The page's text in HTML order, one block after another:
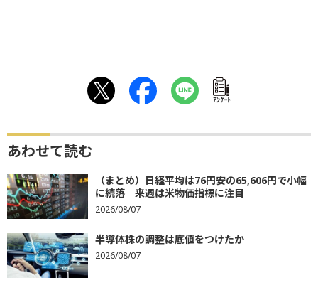
ｱﾝｹｰﾄ
あわせて読む
（まとめ）日経平均は76円安の65,606円で小幅
に続落 来週は米物価指標に注目
2026/08/07
半導体株の調整は底値をつけたか
2026/08/07